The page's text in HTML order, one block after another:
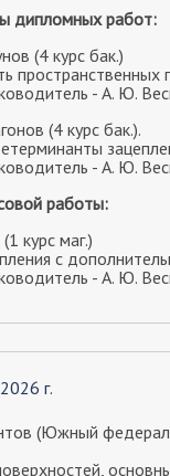
дипломных работ:
(4 курс бак.)
- А. Ю.
(4 курс бак.).
- А. Ю.
работы:
курс маг.)
с
- А. Ю.
г.
(Южный